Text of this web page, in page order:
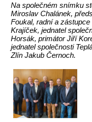
Na společném snímku
Miroslav Chalánek,
Foukal, radní a
Krajíček, jednatel
Horsák, primátor Jiří
jednatel společnosti
Zlín Jakub Černoch.